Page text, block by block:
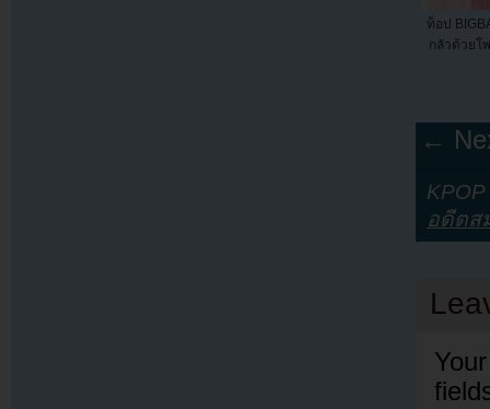
ท็อป
กลัวด้วยโ
←
อดีตส